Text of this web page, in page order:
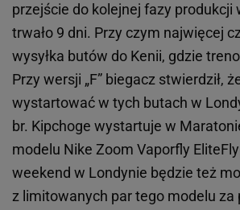
przejście do kolejnej fazy produkcji
trwało 9 dni. Przy czym najwięcej
wysyłka butów do Kenii, gdzie
Przy wersji „F” biegacz stwierdził,
wystartować w tych butach w
br. Kipchoge wystartuje w
modelu Nike Zoom Vaporfly
weekend w Londynie będzie też
z limitowanych par tego modelu